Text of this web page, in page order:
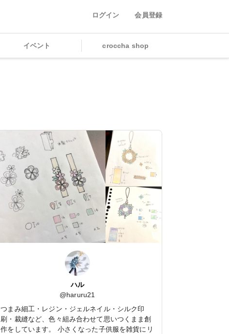
ログイン 会員登録
イベント croccha shop
ハル
@haruru21
つまみ細工・レジン・ジェルネイル・シルク印
刷・裁縫など、色々組み合わせて思いつくまま創
作をしています。 小さくなった子供服を雑貨にリ